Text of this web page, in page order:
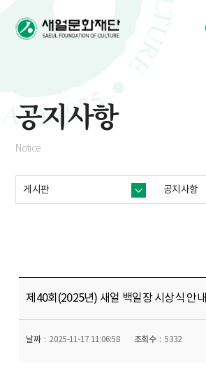
공지사항
Notice
게시판 공지사항
제40회(2025년) 새얼 백일장 시상식 안내
날짜 2025-11-17 11:06:58 조회수 5332